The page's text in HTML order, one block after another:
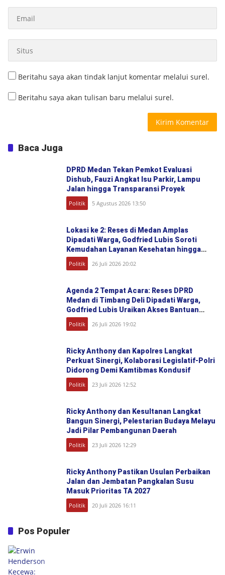
Beritahu saya akan tindak lanjut komentar melalui surel.
Beritahu saya akan tulisan baru melalui surel.
Baca Juga
DPRD Medan Tekan Pemkot Evaluasi
Dishub, Fauzi Angkat Isu Parkir, Lampu
Jalan hingga Transparansi Proyek
Politik 5 Agustus 2026 13:50
Lokasi ke 2: Reses di Medan Amplas
Dipadati Warga, Godfried Lubis Soroti
Kemudahan Layanan Kesehatan hingga
Penyerapan Aspirasi Publik
Politik 26 Juli 2026 20:02
Agenda 2 Tempat Acara: Reses DPRD
Medan di Timbang Deli Dipadati Warga,
Godfried Lubis Uraikan Akses Bantuan
Sosial hingga Layanan UHC
Politik 26 Juli 2026 19:02
Ricky Anthony dan Kapolres Langkat
Perkuat Sinergi, Kolaborasi Legislatif-Polri
Didorong Demi Kamtibmas Kondusif
Politik 23 Juli 2026 12:52
Ricky Anthony dan Kesultanan Langkat
Bangun Sinergi, Pelestarian Budaya Melayu
Jadi Pilar Pembangunan Daerah
Politik 23 Juli 2026 12:29
Ricky Anthony Pastikan Usulan Perbaikan
Jalan dan Jembatan Pangkalan Susu
Masuk Prioritas TA 2027
Politik 20 Juli 2026 16:11
Pos Populer